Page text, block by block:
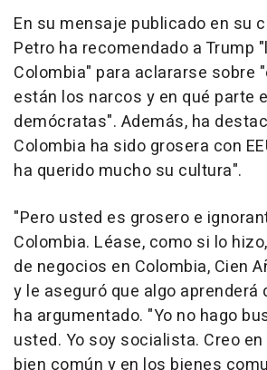
En su mensaje publicado en su
Petro ha recomendado a Trump
Colombia" para aclararse sobre
están los narcos y en qué parte
demócratas". Además, ha
Colombia ha sido grosera con
ha querido mucho su cultura".
"Pero usted es grosero e
Colombia. Léase, como si lo
de negocios en Colombia, Cien
y le aseguró que algo aprenderá
ha argumentado. "Yo no hago
usted. Yo soy socialista. Creo